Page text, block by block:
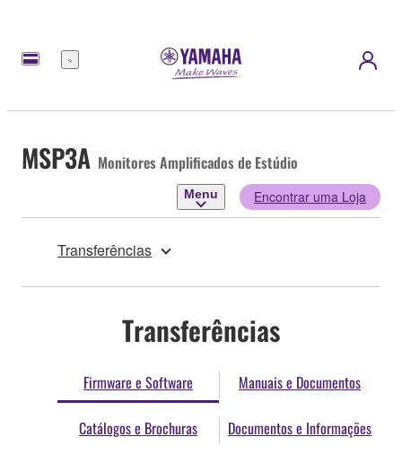
Menu
MSP3A Monitores Amplificados de Estúdio
Menu Encontrar uma Loja
Transferências
Transferências
Firmware e Software Manuais e Documentos
Catálogos e Brochuras Documentos e Informações